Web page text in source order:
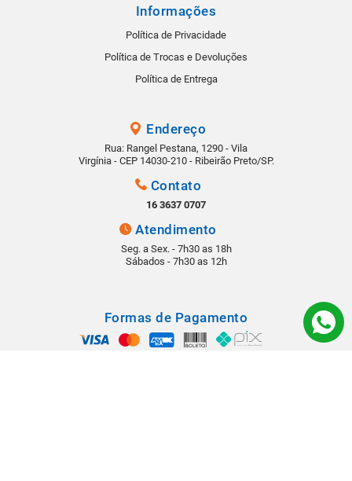
Informações
Política de Privacidade
Política de Trocas e Devoluções
Política de Entrega
Endereço
Rua: Rangel Pestana, 1290 - Vila
Virgínia - CEP 14030-210 - Ribeirão Preto/SP.
Contato
16 3637 0707
Atendimento
Seg. a Sex. - 7h30 as 18h
Sábados - 7h30 as 12h
Formas de Pagamento